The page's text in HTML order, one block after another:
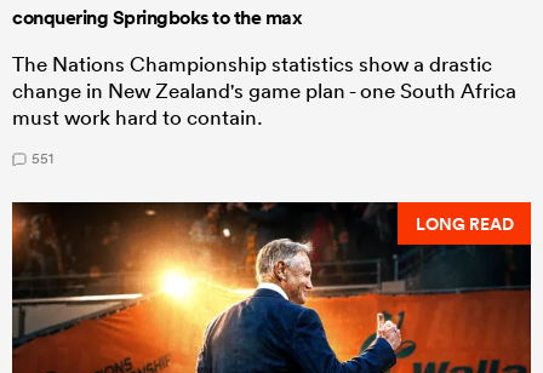
conquering Springboks to the max
The Nations Championship statistics show a drastic
change in New Zealand's game plan - one South Africa
must work hard to contain.
551
LONG READ